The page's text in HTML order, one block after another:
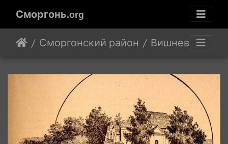
Сморгонь.org
Сморгонский район Вишнево